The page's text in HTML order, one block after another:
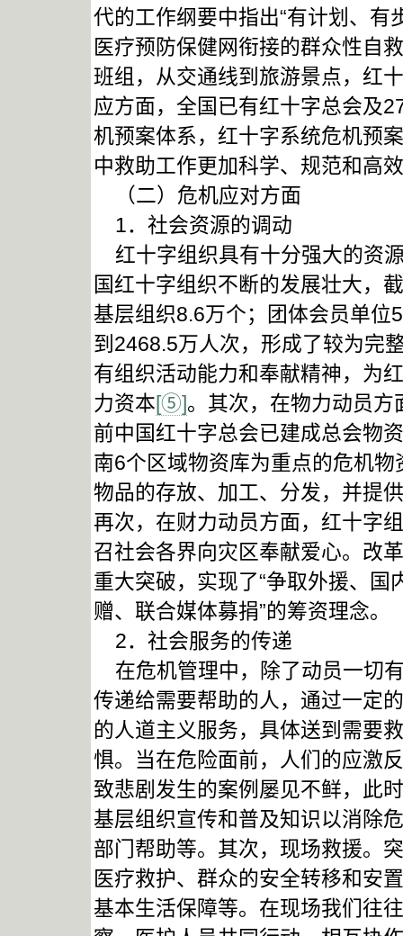
代的工作纲要中指出“有计划、
医疗预防保健网衔接的群众性自
班组，从交通线到旅游景点，红
应方面，全国已有红十字总会及
机预案体系，红十字系统危机预
中救助工作更加科学、规范和高效
（二）危机应对方面
1．社会资源的调动
红十字组织具有十分强大的资
国红十字组织不断的发展壮大，
基层组织8.6万个；团体会员单
到2468.5万人次，形成了较为完
有组织活动能力和奉献精神，为
力资本[⑤]。其次，在物力动员
前中国红十字总会已建成总会物
南6个区域物资库为重点的危机
物品的存放、加工、分发，并提
再次，在财力动员方面，红十字
召社会各界向灾区奉献爱心。改
重大突破，实现了“争取外援、
赠、联合媒体募捐”的筹资理念。
2．社会服务的传递
在危机管理中，除了动员一切
传递给需要帮助的人，通过一定
的人道主义服务，具体送到需要
惧。当在危险面前，人们的应激
致悲剧发生的案例屡见不鲜，此
基层组织宣传和普及知识以消除
部门帮助等。其次，现场救援。
医疗救护、群众的安全转移和安
基本生活保障等。在现场我们往